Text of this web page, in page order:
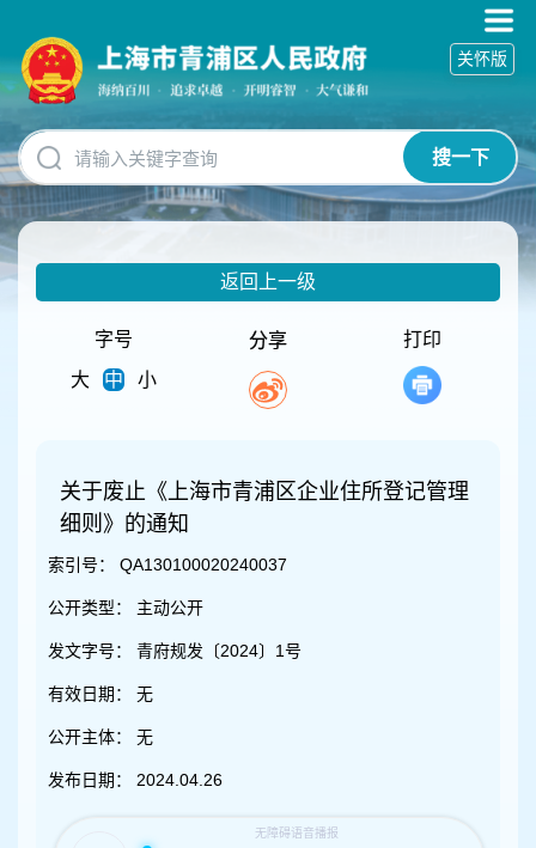
碍
操
明
跳
转
到
网
搜一下
关怀版
返回上一级
字号
大
中 小
分享 打印
关于废止《上海市青浦区企业住所登记管理
细则》的通知
索引号： QA130100020240037
公开类型： 主动公开
发文字号： 青府规发〔2024〕1号
有效日期： 无
公开主体： 无
发布日期： 2024.04.26